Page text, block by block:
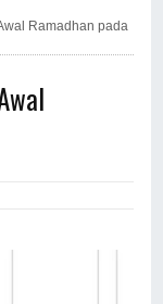
Ramadhan pada